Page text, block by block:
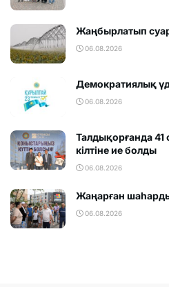
Жаңбырлатып
06.08.2026
Демократиялық
06.08.2026
Талдықорғанда
кілтіне ие болды
06.08.2026
Жаңарған
06.08.2026